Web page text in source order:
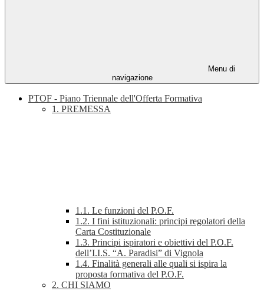
Menu di
navigazione
PTOF - Piano Triennale dell'Offerta Formativa
1. PREMESSA
1.1. Le funzioni del P.O.F.
1.2. I fini istituzionali: principi regolatori della
Carta Costituzionale
1.3. Principi ispiratori e obiettivi del P.O.F.
dell’I.I.S. “A. Paradisi” di Vignola
1.4. Finalità generali alle quali si ispira la
proposta formativa del P.O.F.
2. CHI SIAMO